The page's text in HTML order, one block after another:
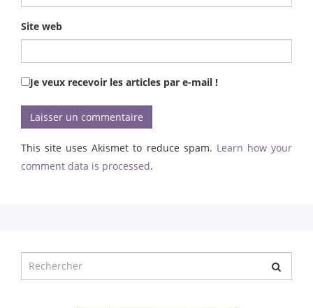
Site web
Je veux recevoir les articles par e-mail !
This site uses Akismet to reduce spam. Learn how your
comment data is processed.
pour
: